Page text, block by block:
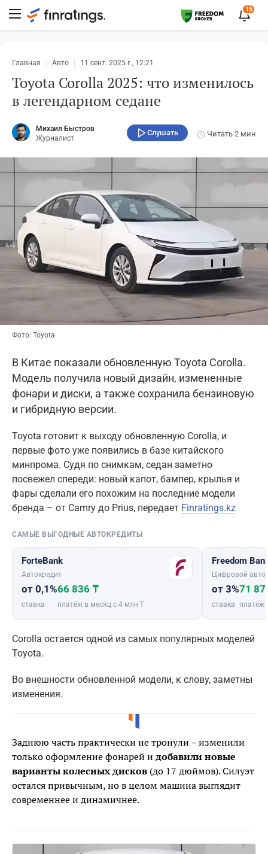
15
Главная Авто 11 сент. 2025 г., 12:21
Toyota Corolla 2025: что изменилось
в легендарном седане
Михаил Быстров
Журналист
Слушать Читать 2 мин
Фото: Toyota
В Китае показали обновленную Toyota Corolla.
Модель получила новый дизайн, измененные
фонари и диски, а также сохранила бензиновую
и гибридную версии.
Toyota готовит к выходу обновленную Corolla, и
первые фото уже появились в базе китайского
минпрома. Судя по снимкам, седан заметно
посвежел спереди: новый капот, бампер, крылья и
фары сделали его похожим на последние модели
бренда – от Camry до Prius, передает Finratings.kz
САМЫЕ ВЫГОДНЫЕ АВТОКРЕДИТЫ
ForteBank
Автокредит
от 0,1%
ставка
66 836 ₸
платёж в месяц с 4 млн ₸
Freedom
Цифровой
от 3%
ставка
71
платёж
Corolla остается одной из самых популярных моделей
Toyota.
Во внешности обновленной модели, к слову, заметны
изменения.
Заднюю часть практически не тронули – изменили
только оформление фонарей и добавили новые
варианты колесных дисков (до 17 дюймов). Силуэт
остался привычным, но в целом машина выглядит
современнее и динамичнее.